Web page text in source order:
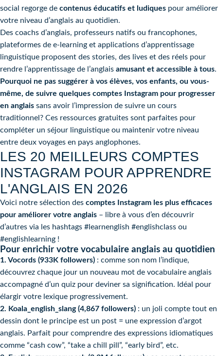
social regorge de contenus éducatifs et ludiques pour améliorer
votre niveau d’anglais au quotidien.
Des coachs d’anglais, professeurs natifs ou francophones,
plateformes de e-learning et applications d’apprentissage
linguistique proposent des stories, des lives et des réels pour
rendre l’apprentissage de l’anglais amusant et accessible à tous.
Pourquoi ne pas suggérer à vos élèves, vos enfants, ou vous-
même, de suivre quelques comptes Instagram pour progresser
en anglais sans avoir l’impression de suivre un cours
traditionnel? Ces ressources gratuites sont parfaites pour
compléter un séjour linguistique ou maintenir votre niveau
entre deux voyages en pays anglophones.
LES 20 MEILLEURS COMPTES
INSTAGRAM POUR APPRENDRE
L'ANGLAIS EN 2026
Voici notre sélection des comptes Instagram les plus efficaces
pour améliorer votre anglais – libre à vous d’en découvrir
d’autres via les hashtags #learnenglish #englishclass ou
#englishlearning !
Pour enrichir votre vocabulaire anglais au quotidien
1. Vocords (933K followers) : comme son nom l’indique,
découvrez chaque jour un nouveau mot de vocabulaire anglais
accompagné d’un quiz pour deviner sa signification. Idéal pour
élargir votre lexique progressivement.
2. Koala_english_slang (4,867 followers) : un joli compte tout en
dessin dont le principe est un post = une expression d’argot
anglais. Parfait pour comprendre des expressions idiomatiques
comme “cash cow”, “take a chill pill”, “early bird”, etc.